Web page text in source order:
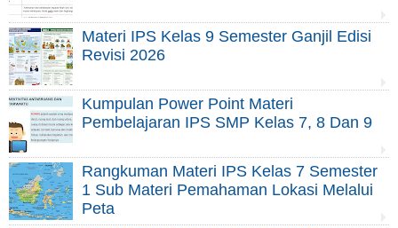
Materi IPS Kelas 9 Semester Ganjil Edisi
Revisi 2026
Kumpulan Power Point Materi
Pembelajaran IPS SMP Kelas 7, 8 Dan 9
Rangkuman Materi IPS Kelas 7 Semester
1 Sub Materi Pemahaman Lokasi Melalui
Peta